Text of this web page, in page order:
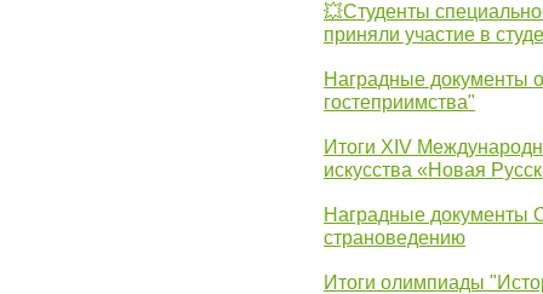
💥Студенты
приняли участие в
Наградные документы
гостеприимства"
Итоги XIV
искусства «Новая
Наградные документы
страноведению
Итоги олимпиады